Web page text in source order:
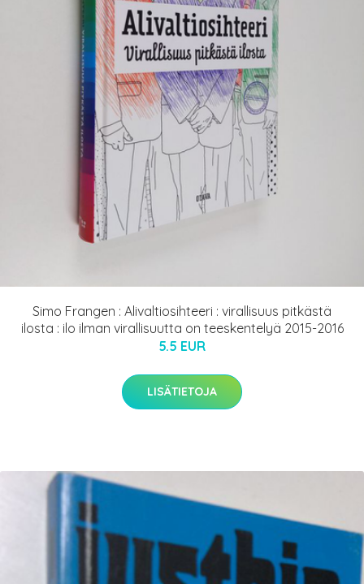
Simo Frangen : Alivaltiosihteeri : virallisuus pitkästä
ilosta : ilo ilman virallisuutta on teeskentelyä 2015-2016
5.5 EUR
LISÄTIETOJA